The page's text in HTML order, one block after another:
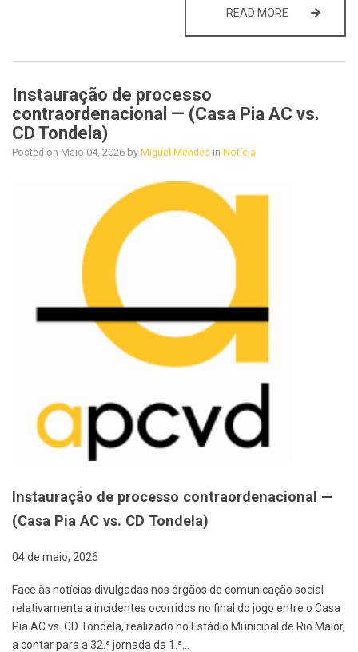
READ MORE INCIDENTES
Instauração de processo
contraordenacional — (Casa Pia AC vs.
CD Tondela)
Posted on Maio 04, 2026 by Miguel Mendes in Notícia
Instauração de processo contraordenacional —
(Casa Pia AC vs. CD Tondela)
04 de maio, 2026
Face às notícias divulgadas nos órgãos de comunicação social
relativamente a incidentes ocorridos no final do jogo entre o Casa
Pia AC vs. CD Tondela, realizado no Estádio Municipal de Rio Maior,
a contar para a 32.ª jornada da 1.ª…